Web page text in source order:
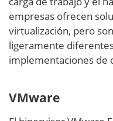
empresas ofrecen
virtualización, pero
ligeramente
implementaciones de
VMware